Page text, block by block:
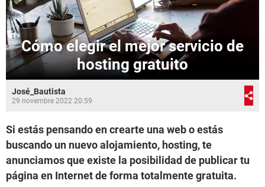
Cómo elegir el mejor servicio de
hosting gratuito
José_Bautista
29 novembre 2022 20:59
Si estás pensando en crearte una web o estás
buscando un nuevo alojamiento, hosting, te
anunciamos que existe la posibilidad de publicar tu
página en Internet de forma totalmente gratuita.